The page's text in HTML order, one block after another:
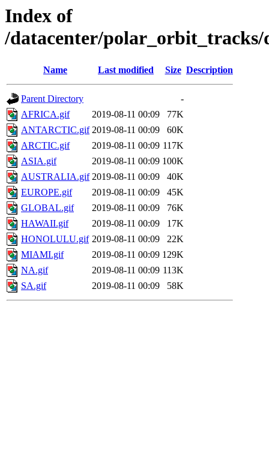
Index of
/datacenter/polar_orbit_tracks/
Name Last modified Size Description
Parent Directory
-
AFRICA.gif
2019-08-11 00:09
77K
ANTARCTIC.gif 2019-08-11 00:09
60K
ARCTIC.gif
2019-08-11 00:09 117K
ASIA.gif
2019-08-11 00:09 100K
AUSTRALIA.gif 2019-08-11 00:09
40K
EUROPE.gif
2019-08-11 00:09
45K
GLOBAL.gif
2019-08-11 00:09
76K
HAWAII.gif
2019-08-11 00:09
17K
HONOLULU.gif 2019-08-11 00:09
22K
MIAMI.gif
2019-08-11 00:09 129K
NA.gif
2019-08-11 00:09 113K
SA.gif
2019-08-11 00:09 58K